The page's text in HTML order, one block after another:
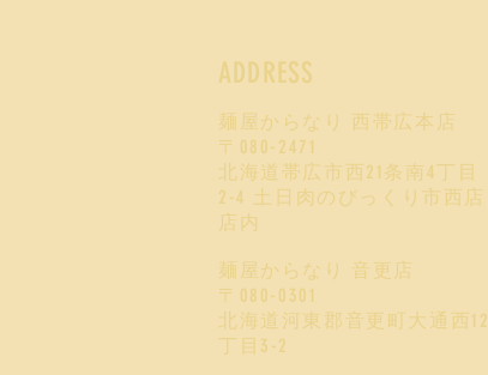
ADDRESS
麺屋からなり 西帯広本店
〒080-2471
北海道帯広市西21条南4丁目
2-4 土日肉のびっくり市西店
店内
麺屋からなり 音更店
〒080-0301
北海道河東郡音更町大通西12
丁目3-2